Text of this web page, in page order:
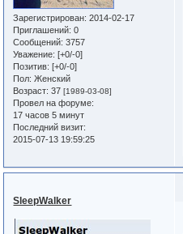
Зарегистрирован: 2014-02-17
Приглашений: 0
Сообщений: 3757
Уважение: [+0/-0]
Позитив: [+0/-0]
Пол: Женский
Возраст: 37[1989-03-08]
Провел на форуме:
17 часов 5 минут
Последний визит:
2015-07-13 19:59:25
SleepWalker